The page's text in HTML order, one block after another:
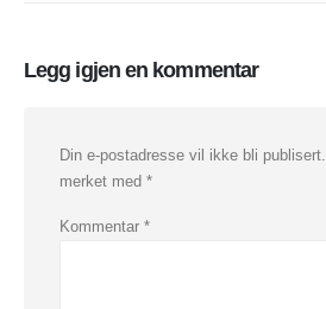
Legg igjen en kommentar
Din e-postadresse vil ikke bli publisert.
merket med *
Kommentar *